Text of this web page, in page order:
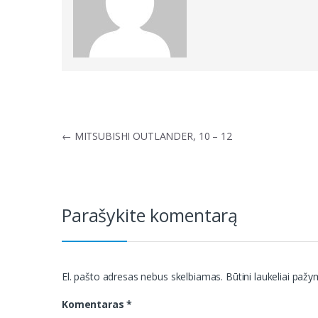
Navigacija
← MITSUBISHI OUTLANDER, 10 – 12
Parašykite komentarą
El. pašto adresas nebus skelbiamas. Būtini laukeliai
Komentaras*